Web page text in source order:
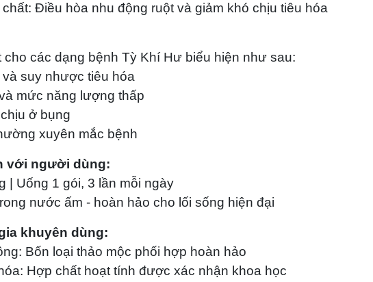
Điều hòa nhu động ruột và giảm khó chịu tiêu hóa
các dạng bệnh Tỳ Khí Hư biểu hiện như sau:
suy nhược tiêu hóa
mức năng lượng thấp
ở bụng
xuyên mắc bệnh
với người dùng:
| Uống 1 gói, 3 lần mỗi ngày
nước ấm - hoàn hảo cho lối sống hiện đại
khuyên dùng:
Bốn loại thảo mộc phối hợp hoàn hảo
Hợp chất hoạt tính được xác nhận khoa học